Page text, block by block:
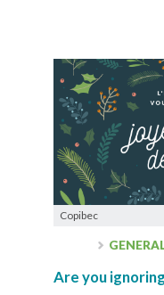
Copibec
Are you